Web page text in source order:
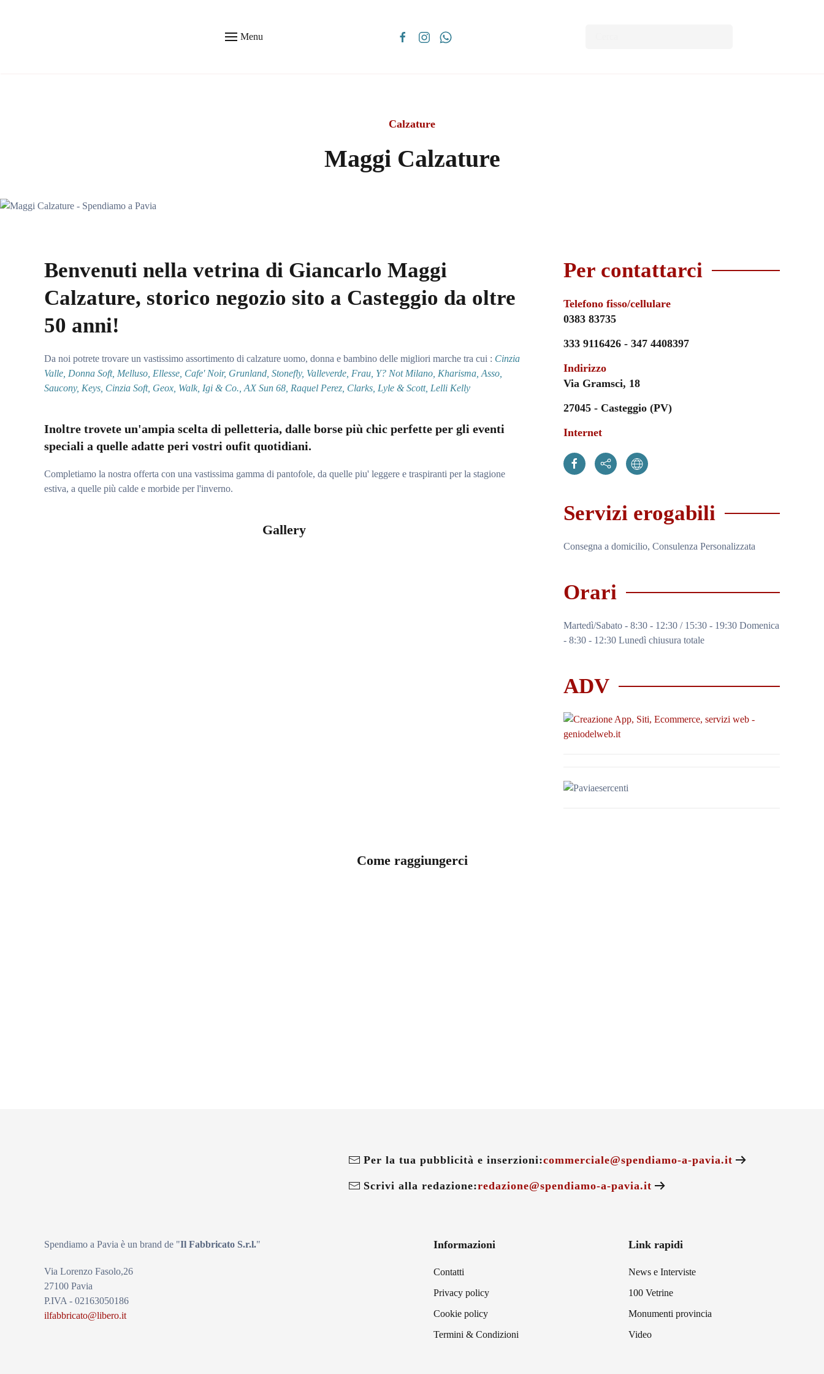
Menu
Calzature
Maggi Calzature
Benvenuti nella vetrina di Giancarlo Maggi
Calzature, storico negozio sito a Casteggio da oltre
50 anni!
Da noi potrete trovare un vastissimo assortimento di calzature uomo, donna e bambino delle migliori marche tra cui : Cinzia
Valle, Donna Soft, Melluso, Ellesse, Cafe' Noir, Grunland, Stonefly, Valleverde, Frau, Y? Not Milano, Kharisma, Asso,
Saucony, Keys, Cinzia Soft, Geox, Walk, Igi & Co., AX Sun 68, Raquel Perez, Clarks, Lyle & Scott, Lelli Kelly
Inoltre trovete un'ampia scelta di pelletteria, dalle borse più chic perfette per gli eventi
speciali a quelle adatte peri vostri oufit quotidiani.
Completiamo la nostra offerta con una vastissima gamma di pantofole, da quelle piu' leggere e traspiranti per la stagione
estiva, a quelle più calde e morbide per l'inverno.
Gallery
Per contattarci
Telefono fisso/cellulare
0383 83735
333 9116426 - 347 4408397
Indirizzo
Via Gramsci, 18
27045 - Casteggio (PV)
Internet
Servizi erogabili
Consegna a domicilio, Consulenza Personalizzata
Orari
Martedì/Sabato - 8:30 - 12:30 / 15:30 - 19:30 Domenica
- 8:30 - 12:30 Lunedì chiusura totale
ADV
Come raggiungerci
Per la tua pubblicità e inserzioni:commerciale@spendiamo-a-pavia.it
Scrivi alla redazione:redazione@spendiamo-a-pavia.it
Spendiamo a Pavia è un brand de "Il Fabbricato S.r.l."
Via Lorenzo Fasolo,26
27100 Pavia
P.IVA - 02163050186
ilfabbricato@libero.it
Informazioni
Contatti
Privacy policy
Cookie policy
Termini & Condizioni
Link rapidi
News e Interviste
100 Vetrine
Monumenti provincia
Video